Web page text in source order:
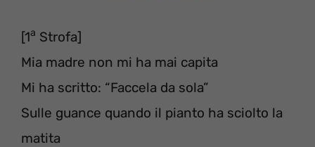
[1a Strofa]
Mia madre non mi ha mai capita
Mi ha scritto: “Faccela da sola”
Sulle guance quando il pianto ha sciolto la
matita